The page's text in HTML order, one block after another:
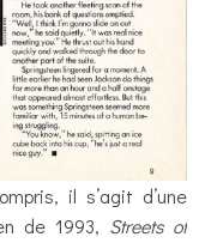
il s’agit d’une
de 1993, Streets of